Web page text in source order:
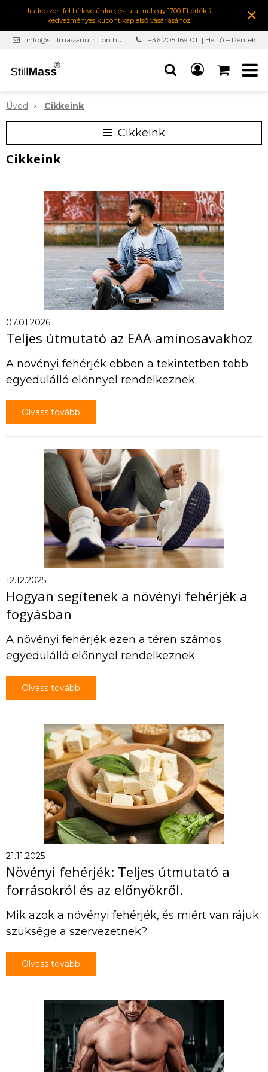
Iratkozzon fel hírlevelünkre, és jutalmul egy 1700 Ft értékű
kedvezményes kupont kap első vásárlásához.
×
info@stillmass-nutrition.hu
+36 205 169 011 | Hétfő – Péntek
Úvod Cikkeink
Cikkeink
Cikkeink
07.01.2026
Teljes útmutató az EAA aminosavakhoz
A növényi fehérjék ebben a tekintetben több
egyedülálló előnnyel rendelkeznek.
Olvass tovább
12.12.2025
Hogyan segítenek a növényi fehérjék a
fogyásban
A növényi fehérjék ezen a téren számos
egyedülálló előnnyel rendelkeznek.
Olvass tovább
21.11.2025
Növényi fehérjék: Teljes útmutató a
forrásokról és az előnyökről.
Mik azok a növényi fehérjék, és miért van rájuk
szüksége a szervezetnek?
Olvass tovább